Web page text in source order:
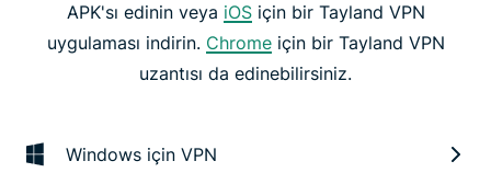
APK'sı edinin veya iOSiçin bir Tayland VPN
uygulaması indirin. Chromeiçin bir Tayland VPN
uzantısı da edinebilirsiniz.
Windows için VPN